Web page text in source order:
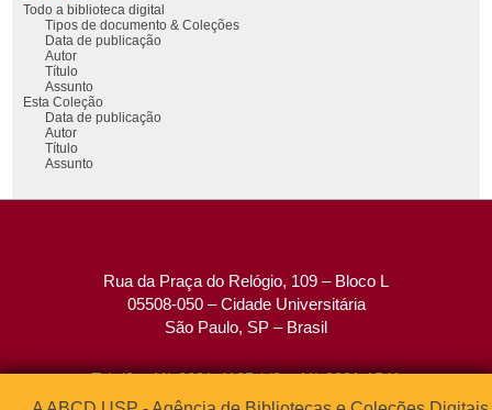
Todo a biblioteca digital
Tipos de documento & Coleções
Data de publicação
Autor
Título
Assunto
Esta Coleção
Data de publicação
Autor
Título
Assunto
Rua da Praça do Relógio, 109 – Bloco L
05508-050 – Cidade Universitária
São Paulo, SP – Brasil
Tel: (0xx11) 3091-4195 / (0xx11) 3091-1541
Fax: (0xx11) 3091-1567